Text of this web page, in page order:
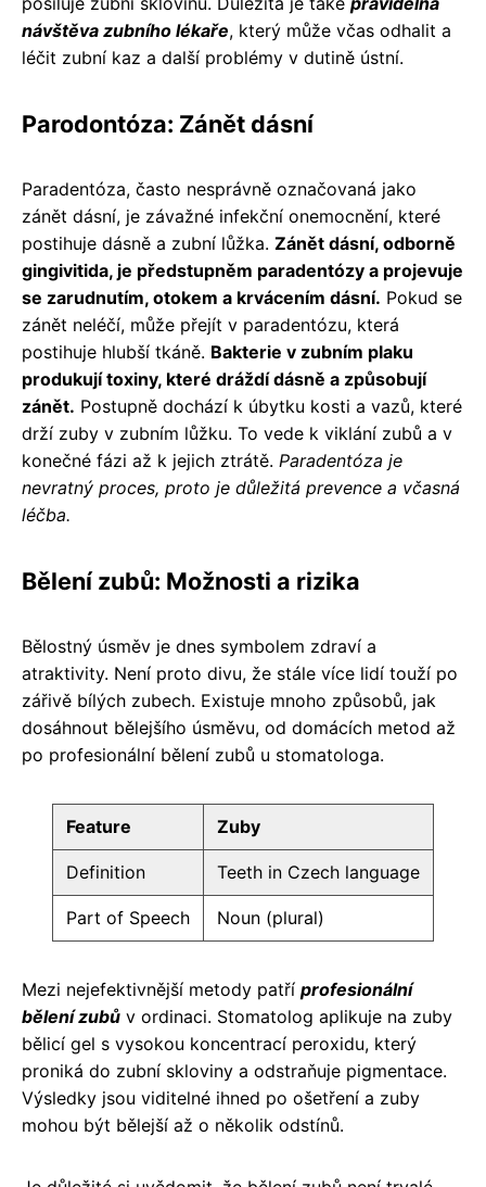
návštěva zubního lékaře, který může včas odhalit a
léčit zubní kaz a další problémy v dutině ústní.
Parodontóza: Zánět dásní
Paradentóza, často nesprávně označovaná jako
zánět dásní, je závažné infekční onemocnění, které
postihuje dásně a zubní lůžka. Zánět dásní, odborně
gingivitida, je předstupněm paradentózy a projevuje
se zarudnutím, otokem a krvácením dásní. Pokud se
zánět neléčí, může přejít v paradentózu, která
postihuje hlubší tkáně. Bakterie v zubním plaku
produkují toxiny, které dráždí dásně a způsobují
zánět. Postupně dochází k úbytku kosti a vazů, které
drží zuby v zubním lůžku. To vede k viklání zubů a v
konečné fázi až k jejich ztrátě. Paradentóza je
nevratný proces, proto je důležitá prevence a včasná
léčba.
Bělení zubů: Možnosti a rizika
Bělostný úsměv je dnes symbolem zdraví a
atraktivity. Není proto divu, že stále více lidí touží po
zářivě bílých zubech. Existuje mnoho způsobů, jak
dosáhnout bělejšího úsměvu, od domácích metod až
po profesionální bělení zubů u stomatologa.
Feature Zuby
Definition Teeth in Czech language
Part of Speech Noun (plural)
Mezi nejefektivnější metody patří profesionální
bělení zubů v ordinaci. Stomatolog aplikuje na zuby
bělicí gel s vysokou koncentrací peroxidu, který
proniká do zubní skloviny a odstraňuje pigmentace.
Výsledky jsou viditelné ihned po ošetření a zuby
mohou být bělejší až o několik odstínů.